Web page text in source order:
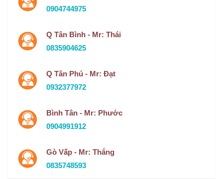
0904744975
Q Tân Bình - Mr: Thái
0835904625
Q Tân Phú - Mr: Đạt
0932377972
Bình Tân - Mr: Phước
0904991912
Gò Vấp - Mr: Thắng
0835748593